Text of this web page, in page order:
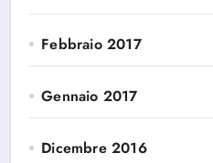
Febbraio 2017
Gennaio 2017
Dicembre 2016